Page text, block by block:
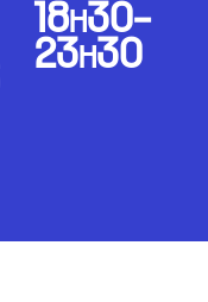
18h30-
23h30